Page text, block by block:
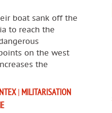
boat sank off the
to reach the
on the west
the
| MILITARISATION